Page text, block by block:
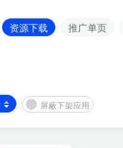
资源下载 推广单页
屏蔽下架应用